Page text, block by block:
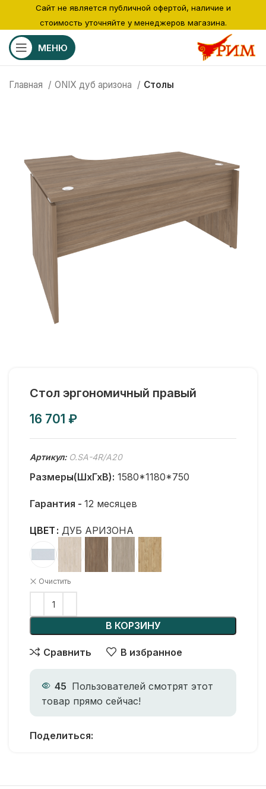
МЕНЮ
Главная ONIX дуб аризона Столы
Стол эргономичный правый
₽
Артикул: O.SA-4R/А20
Размеры(ШхГхВ): 1580*1180*750
Гарантия - 12 месяцев
ЦВЕТ ДУБ АРИЗОНА
Очистить
В КОРЗИНУ
Сравнить В избранное
45 Пользователей смотрят этот
товар прямо сейчас!
Поделиться:
Сайт не является публичной офертой, наличие и
стоимость уточняйте у менеджеров магазина.